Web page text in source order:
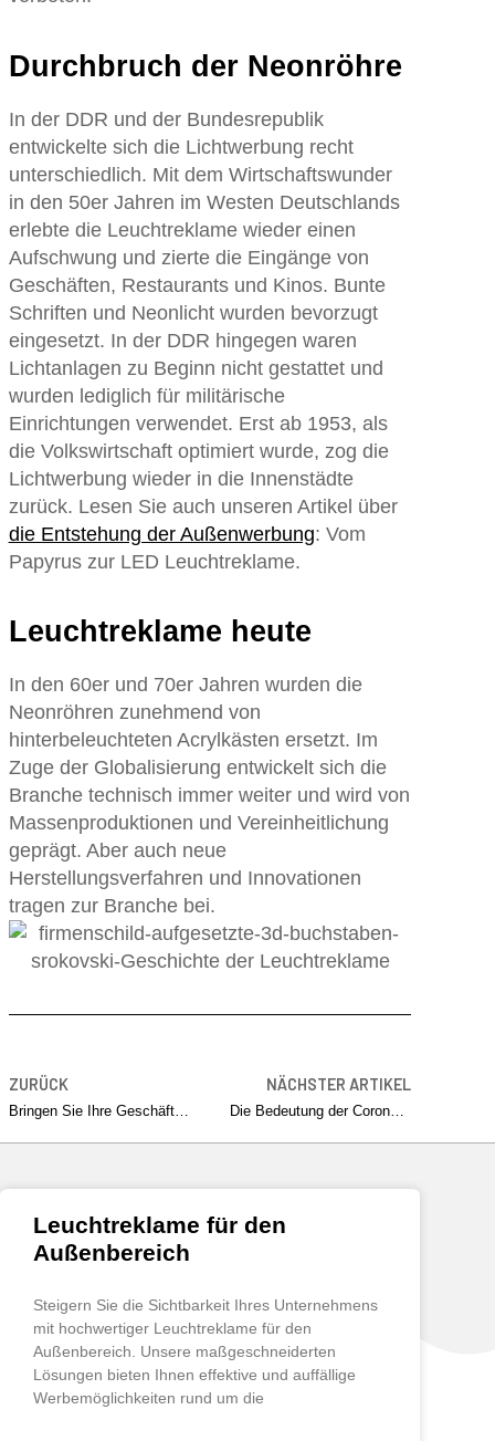
Durchbruch der Neonröhre
In der DDR und der Bundesrepublik
entwickelte sich die Lichtwerbung recht
unterschiedlich. Mit dem Wirtschaftswunder
in den 50er Jahren im Westen Deutschlands
erlebte die Leuchtreklame wieder einen
Aufschwung und zierte die Eingänge von
Geschäften, Restaurants und Kinos. Bunte
Schriften und Neonlicht wurden bevorzugt
eingesetzt. In der DDR hingegen waren
Lichtanlagen zu Beginn nicht gestattet und
wurden lediglich für militärische
Einrichtungen verwendet. Erst ab 1953, als
die Volkswirtschaft optimiert wurde, zog die
Lichtwerbung wieder in die Innenstädte
zurück. Lesen Sie auch unseren Artikel über
die Entstehung der Außenwerbung: Vom
Papyrus zur LED Leuchtreklame.
Leuchtreklame heute
In den 60er und 70er Jahren wurden die
Neonröhren zunehmend von
hinterbeleuchteten Acrylkästen ersetzt. Im
Zuge der Globalisierung entwickelt sich die
Branche technisch immer weiter und wird von
Massenproduktionen und Vereinheitlichung
geprägt. Aber auch neue
Herstellungsverfahren und Innovationen
tragen zur Branche bei.
ZURÜCK
Bringen Sie Ihre Geschäftsidee zum Strahlen
NÄCHSTER ARTIKEL
Die Bedeutung der Corona-Krise für die Wirtschaft
Leuchtreklame für den
Außenbereich
Steigern Sie die Sichtbarkeit Ihres Unternehmens
mit hochwertiger Leuchtreklame für den
Außenbereich. Unsere maßgeschneiderten
Lösungen bieten Ihnen effektive und auffällige
Werbemöglichkeiten rund um die